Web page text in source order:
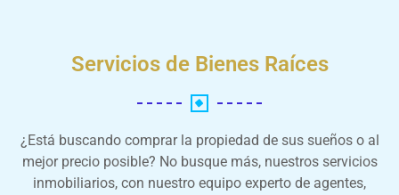
Servicios de Bienes Raíces
¿Está buscando comprar la propiedad de sus sueños o al
mejor precio posible? No busque más, nuestros servicios
inmobiliarios, con nuestro equipo experto de agentes,